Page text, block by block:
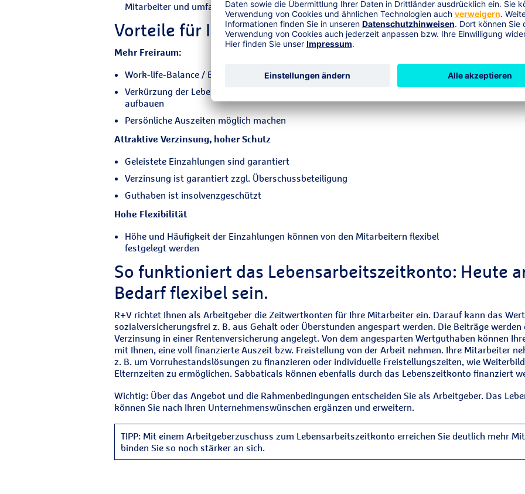
Mitarbeiter und umfangreiches Umsetzungspaket.
Vorteile für Ihre Arbeitnehmer:
Mehr Freiraum:
Work-life-Balance / Bessere Vereinbarkeit von Job und Freizeit
Verkürzung der Lebensarbeitszeit – selbst finanziell den Vorruhestand
aufbauen
Persönliche Auszeiten möglich machen
Attraktive Verzinsung, hoher Schutz
Geleistete Einzahlungen sind garantiert
Verzinsung ist garantiert zzgl. Überschussbeteiligung
Guthaben ist insolvenzgeschützt
Hohe Flexibilität
Höhe und Häufigkeit der Einzahlungen können von den Mitarbeitern flexibel
festgelegt werden
So funktioniert das Lebensarbeitszeitkonto: Heute
Bedarf flexibel sein.
R+V richtet Ihnen als Arbeitgeber die Zeitwertkonten für Ihre Mitarbeiter ein. Darauf kann das
sozialversicherungsfrei z. B. aus Gehalt oder Überstunden angespart werden. Die Beiträge
Verzinsung in einer Rentenversicherung angelegt. Von dem angesparten Wertguthaben können
mit Ihnen, eine voll finanzierte Auszeit bzw. Freistellung von der Arbeit nehmen. Ihre Mitarbeiter
z. B. um Vorruhestandslösungen zu finanzieren oder individuelle Freistellungszeiten, wie
Elternzeiten zu ermöglichen. Sabbaticals können ebenfalls durch das Lebenszeitkonto finanziert
Wichtig: Über das Angebot und die Rahmenbedingungen entscheiden Sie als Arbeitgeber. Das
können Sie nach Ihren Unternehmenswünschen ergänzen und erweitern.
TIPP: Mit einem Arbeitgeberzuschuss zum Lebensarbeitszeitkonto erreichen Sie deutlich mehr
binden Sie so noch stärker an sich.